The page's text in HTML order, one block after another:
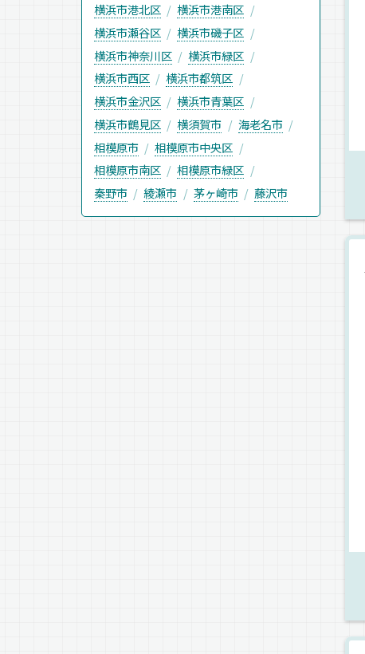
横浜市港北区
横浜市港南区
横浜市瀬谷区
横浜市磯子区
横浜市神奈川区
横浜市緑区
横浜市西区
横浜市都筑区
横浜市金沢区
横浜市青葉区
横浜市鶴見区
横須賀市
海老名市
相模原市
相模原市中央区
相模原市南区
相模原市緑区
秦野市
綾瀬市 茅ヶ崎市 藤沢市